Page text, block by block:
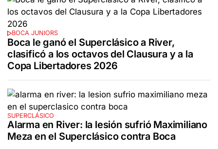
BOCA JUNIORS
Boca le ganó el Superclásico a River,
clasificó a los octavos del Clausura y a la
Copa Libertadores 2026
SUPERCLÁSICO
Alarma en River: la lesión sufrió Maximiliano
Meza en el Superclásico contra Boca